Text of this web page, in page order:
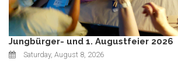
Jungbürger- und 1. Augustfeier 2026
Saturday, August 8, 2026